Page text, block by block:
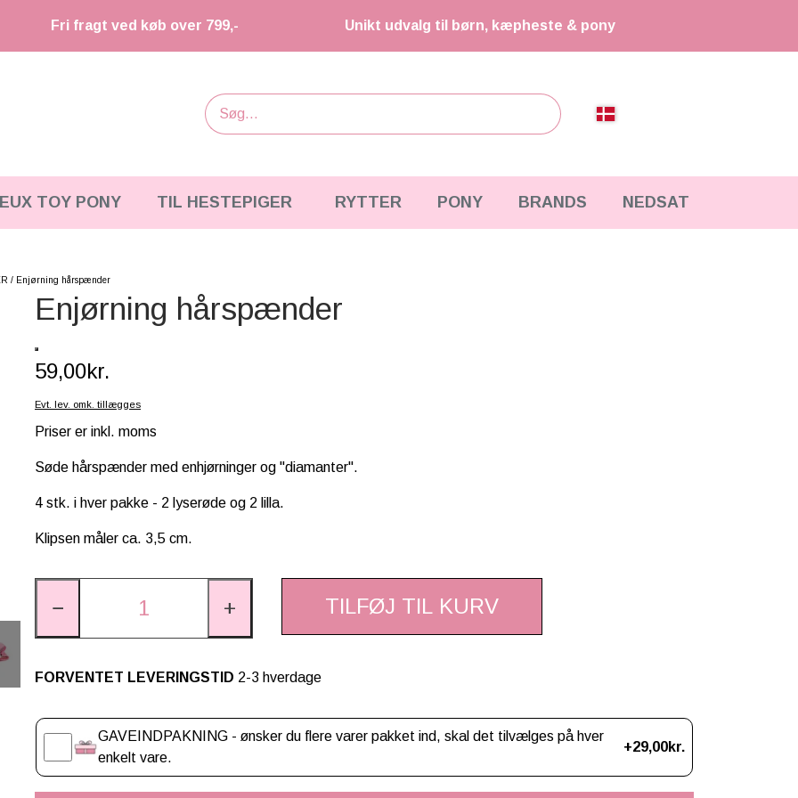
Fri fragt ved køb over 799,- Unikt udvalg til børn, kæpheste & pony
TOY PONY TIL HESTEPIGER RYTTER PONY BRANDS NEDSAT
Enjørning hårspænder
Enjørning hårspænder
59,00kr.
Evt. lev. omk. tillægges
Priser er inkl. moms
Søde hårspænder med enhjørninger og "diamanter".
4 stk. i hver pakke - 2 lyserøde og 2 lilla.
Klipsen måler ca. 3,5 cm.
− + TILFØJ TIL KURV
FORVENTET LEVERINGSTID 2-3 hverdage
GAVEINDPAKNING - ønsker du flere varer pakket ind, skal det tilvælges på hver
enkelt vare.
+29,00kr.